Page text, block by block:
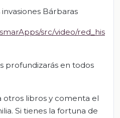
Bárbaras
src/video/red_his
profundizarás en todos
otros libros y comenta el
Si tienes la fortuna de